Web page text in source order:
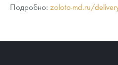
Подробно: zoloto-md.ru/